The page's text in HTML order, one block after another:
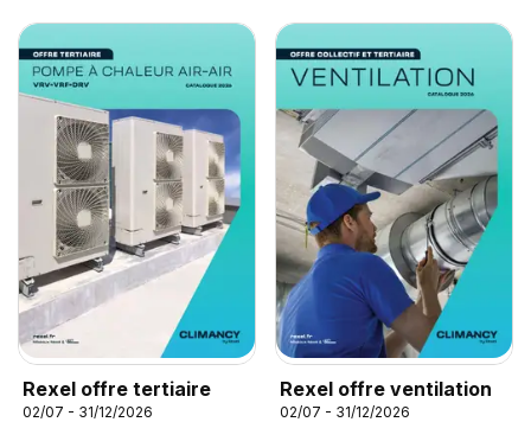
Rexel offre tertiaire
02/07 - 31/12/2026
Rexel offre ventilation
02/07 - 31/12/2026